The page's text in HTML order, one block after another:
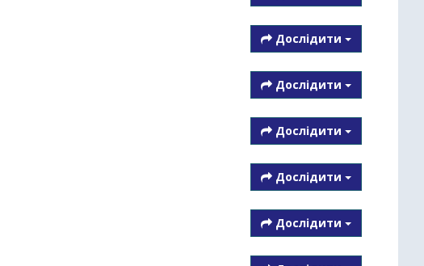
Дослідити
Дослідити
Дослідити
Дослідити
Дослідити